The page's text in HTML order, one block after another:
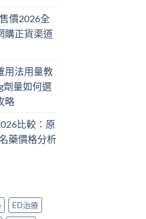
價2026全
購正貨渠道
用法用量教
劑量如何選
略
比較：原
藥價格分析
ED治療